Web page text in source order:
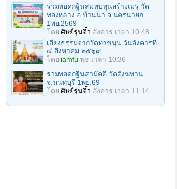
ร่วมทอดกฐินสมทบทุนสร้างเมรุ วัด
ทองหลาง อ.บ้านนา จ.นครนายก
1พย.2569
โดย ศิษย์รุ่นจิ๋ว อังคาร เวลา 10:48
เสียงธรรมจากวัดท่าขนุน วันอังคารที่
๔ สิงหาคม ๒๕๖๙
โดย iamfu พุธ เวลา 10:36
ร่วมทอดกฐินสามัคคี วัดสังฆทาน
จ.นนทบุรี 1พย.69
โดย ศิษย์รุ่นจิ๋ว อังคาร เวลา 11:14